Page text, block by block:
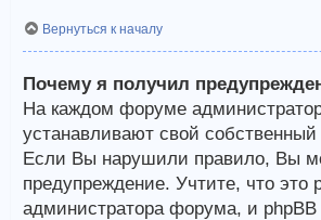
Вернуться к началу
Почему я получил
На каждом форуме
устанавливают свой
Если Вы нарушили правило, Вы
предупреждение. Учтите, что это
администратора форума, и